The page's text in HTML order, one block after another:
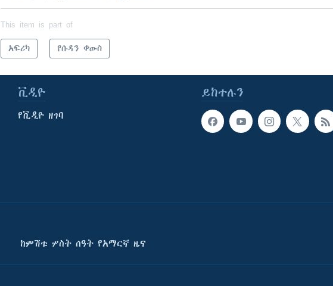
This item is part of
አፍሪካ የሱዳን ቀውስ
ይከተሉን
ቪዲዮ
የቪዲዮ ዘገባ
ከምሽቱ ሦስት ሰዓት የአማርኛ ዜና